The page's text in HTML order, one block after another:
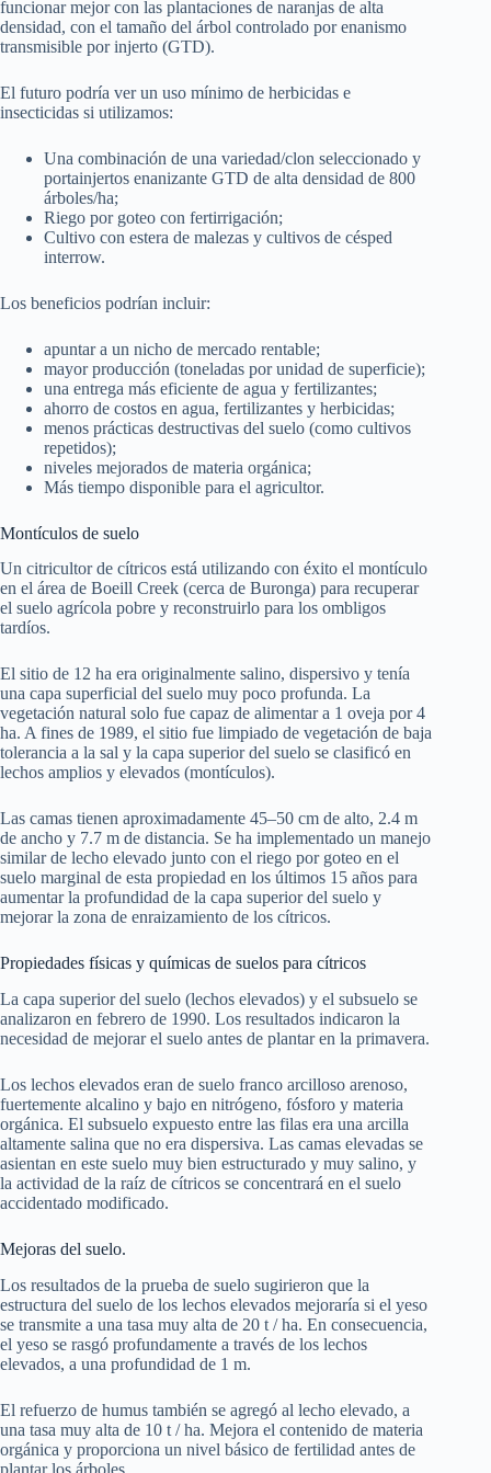
funcionar mejor con las plantaciones de naranjas de alta
densidad, con el tamaño del árbol controlado por enanismo
transmisible por injerto (GTD).
El futuro podría ver un uso mínimo de herbicidas e
insecticidas si utilizamos:
Una combinación de una variedad/clon seleccionado y
portainjertos enanizante GTD de alta densidad de 800
árboles/ha;
Riego por goteo con fertirrigación;
Cultivo con estera de malezas y cultivos de césped
interrow.
Los beneficios podrían incluir:
apuntar a un nicho de mercado rentable;
mayor producción (toneladas por unidad de superficie);
una entrega más eficiente de agua y fertilizantes;
ahorro de costos en agua, fertilizantes y herbicidas;
menos prácticas destructivas del suelo (como cultivos
repetidos);
niveles mejorados de materia orgánica;
Más tiempo disponible para el agricultor.
Montículos de suelo
Un citricultor de cítricos está utilizando con éxito el montículo
en el área de Boeill Creek (cerca de Buronga) para recuperar
el suelo agrícola pobre y reconstruirlo para los ombligos
tardíos.
El sitio de 12 ha era originalmente salino, dispersivo y tenía
una capa superficial del suelo muy poco profunda. La
vegetación natural solo fue capaz de alimentar a 1 oveja por 4
ha. A fines de 1989, el sitio fue limpiado de vegetación de baja
tolerancia a la sal y la capa superior del suelo se clasificó en
lechos amplios y elevados (montículos).
Las camas tienen aproximadamente 45–50 cm de alto, 2.4 m
de ancho y 7.7 m de distancia. Se ha implementado un manejo
similar de lecho elevado junto con el riego por goteo en el
suelo marginal de esta propiedad en los últimos 15 años para
aumentar la profundidad de la capa superior del suelo y
mejorar la zona de enraizamiento de los cítricos.
Propiedades físicas y químicas de suelos para cítricos
La capa superior del suelo (lechos elevados) y el subsuelo se
analizaron en febrero de 1990. Los resultados indicaron la
necesidad de mejorar el suelo antes de plantar en la primavera.
Los lechos elevados eran de suelo franco arcilloso arenoso,
fuertemente alcalino y bajo en nitrógeno, fósforo y materia
orgánica. El subsuelo expuesto entre las filas era una arcilla
altamente salina que no era dispersiva. Las camas elevadas se
asientan en este suelo muy bien estructurado y muy salino, y
la actividad de la raíz de cítricos se concentrará en el suelo
accidentado modificado.
Mejoras del suelo.
Los resultados de la prueba de suelo sugirieron que la
estructura del suelo de los lechos elevados mejoraría si el yeso
se transmite a una tasa muy alta de 20 t / ha. En consecuencia,
el yeso se rasgó profundamente a través de los lechos
elevados, a una profundidad de 1 m.
El refuerzo de humus también se agregó al lecho elevado, a
una tasa muy alta de 10 t / ha. Mejora el contenido de materia
orgánica y proporciona un nivel básico de fertilidad antes de
plantar los árboles.